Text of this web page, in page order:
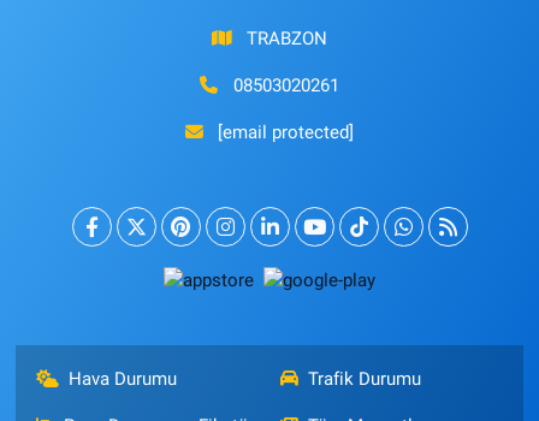
TRABZON
08503020261
[email protected]
Hava Durumu Trafik Durumu